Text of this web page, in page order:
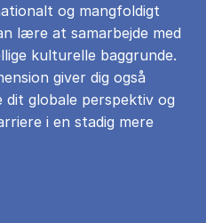
og mangfoldigt
lære at samarbejde med
kulturelle baggrunde.
giver dig også
dit globale perspektiv og
i en stadig mere